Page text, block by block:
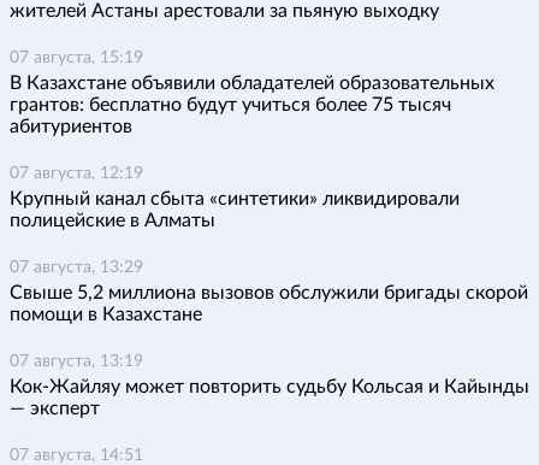
жителей Астаны арестовали за пьяную выходку
07 августа, 15:19
В Казахстане объявили обладателей образовательных
грантов: бесплатно будут учиться более 75 тысяч
абитуриентов
07 августа, 12:19
Крупный канал сбыта «синтетики» ликвидировали
полицейские в Алматы
07 августа, 13:29
Свыше 5,2 миллиона вызовов обслужили бригады скорой
помощи в Казахстане
07 августа, 13:19
Кок-Жайляу может повторить судьбу Кольсая и Кайынды
— эксперт
07 августа, 14:51